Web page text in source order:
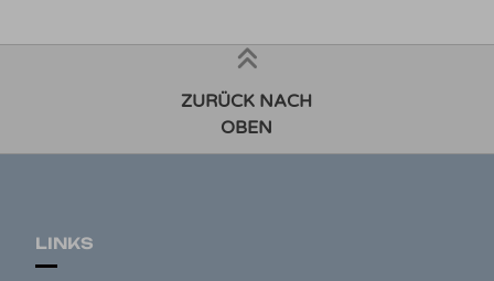
ZURÜCK NACH
OBEN
LINKS